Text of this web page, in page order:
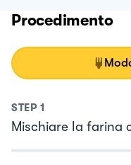
Procedimento
STEP 1
Mischiare la farina